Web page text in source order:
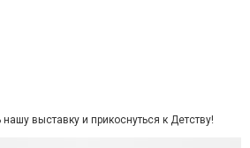
выставку и прикоснуться к Детству!